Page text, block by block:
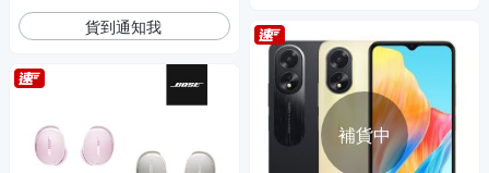
貨到通知我
補貨中